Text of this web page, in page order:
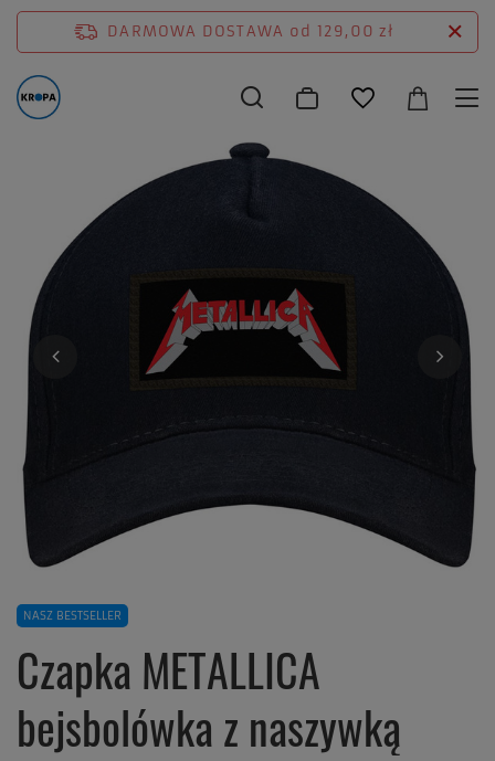
DARMOWA DOSTAWA od 129,00 zł
NASZ BESTSELLER
Czapka METALLICA
bejsbolówka z naszywką